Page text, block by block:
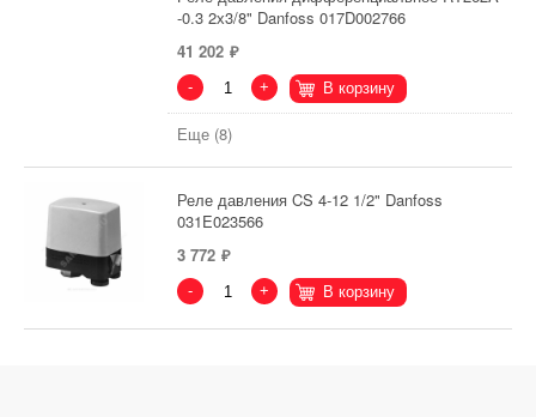
-0.3 2х3/8" Danfoss 017D002766
41 202
- + В корзину
Еще (8)
Реле давления CS 4-12 1/2" Danfoss
031E023566
3 772
- + В корзину